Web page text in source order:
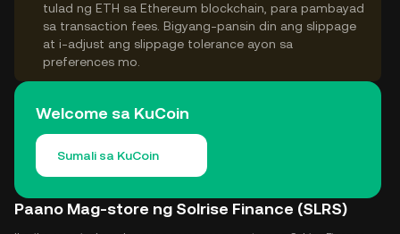
tulad ng ETH sa Ethereum blockchain, para pambayad
sa transaction fees. Bigyang-pansin din ang slippage
at i-adjust ang slippage tolerance ayon sa
preferences mo.
Welcome sa KuCoin
Sumali sa KuCoin
Paano Mag-store ng Solrise Finance (SLRS)